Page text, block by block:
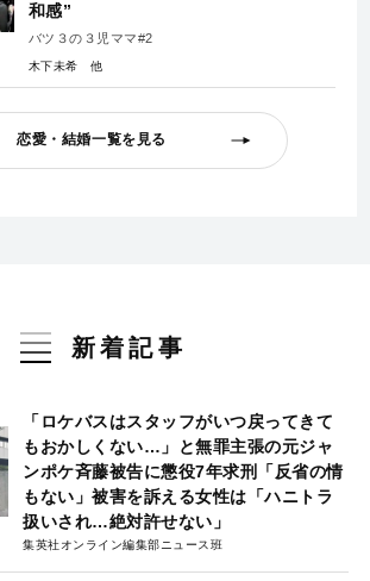
和感”
バツ３の３児ママ#2
木下未希
恋愛・結婚一覧を見る
新着記事
「ロケバスはスタッフがいつ戻ってきて
もおかしくない…」と無罪主張の元ジャ
ンポケ斉藤被告に懲役7年求刑「反省の情
もない」被害を訴える女性は「ハニトラ
扱いされ…絶対許せない」
集英社オンライン編集部ニュース班